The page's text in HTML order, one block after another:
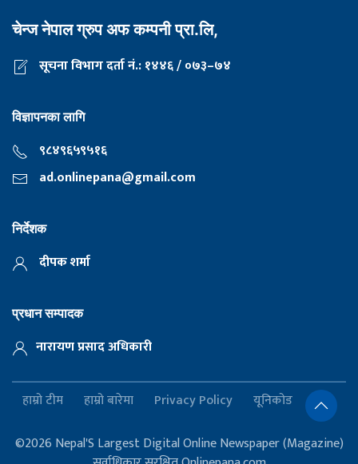
चेन्ज नेपाल ग्रुप अफ कम्पनी प्रा.लि,
सूचना विभाग दर्ता नं.: १४४६ / ०७३–७४
विज्ञापनका लागि
९८४९६५९५१६
ad.onlinepana@gmail.com
निर्देशक
दीपक शर्मा
प्रधान सम्पादक
नारायण प्रसाद अधिकारी
हाम्रो टीम हाम्रो बारेमा Privacy Policy यूनिकोड
©2026 Nepal'S Largest Digital Online Newspaper (Magazine)